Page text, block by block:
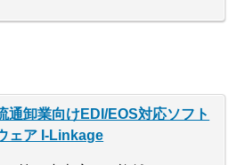
通卸業向けEDI/EOS対応ソフト
ェア I-Linkage